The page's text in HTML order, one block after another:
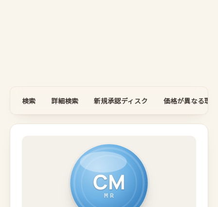
検索 詳細検索 新規承認ディスク 価格が異なる理由
CM
MR